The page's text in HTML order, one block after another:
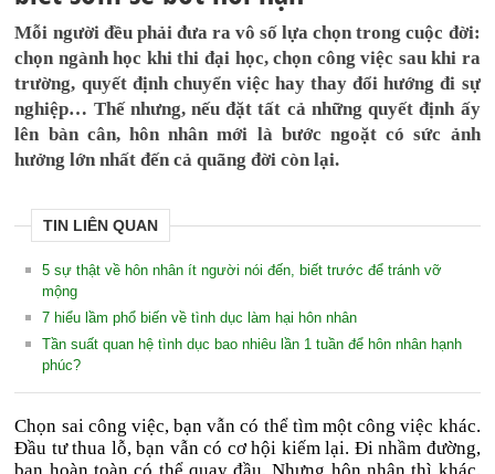
Mỗi người đều phải đưa ra vô số lựa chọn trong cuộc đời:
chọn ngành học khi thi đại học, chọn công việc sau khi ra
trường, quyết định chuyển việc hay thay đổi hướng đi sự
nghiệp… Thế nhưng, nếu đặt tất cả những quyết định ấy
lên bàn cân, hôn nhân mới là bước ngoặt có sức ảnh
hưởng lớn nhất đến cả quãng đời còn lại.
TIN LIÊN QUAN
5 sự thật về hôn nhân ít người nói đến, biết trước để tránh vỡ
mộng
7 hiểu lầm phổ biến về tình dục làm hại hôn nhân
Tần suất quan hệ tình dục bao nhiêu lần 1 tuần để hôn nhân hạnh
phúc?
Chọn sai công việc, bạn vẫn có thể tìm một công việc khác.
Đầu tư thua lỗ, bạn vẫn có cơ hội kiếm lại. Đi nhầm đường,